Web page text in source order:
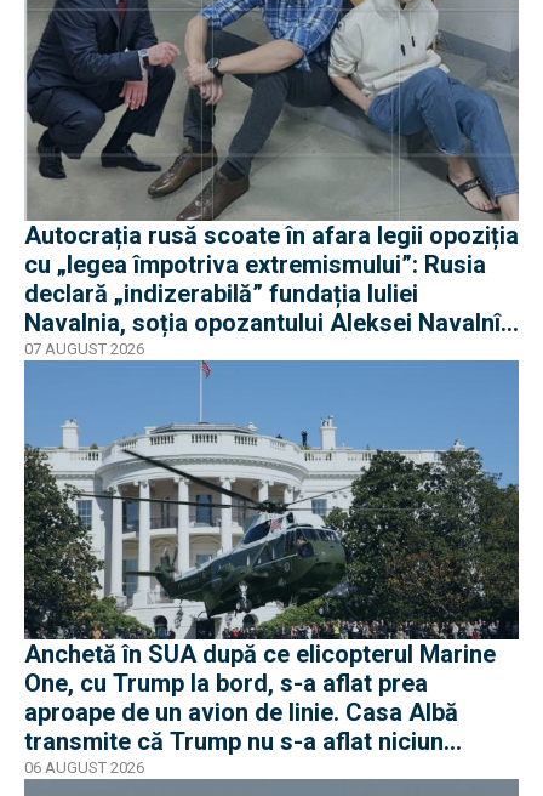
Autocrația rusă scoate în afara legii opoziția
cu „legea împotriva extremismului”: Rusia
declară „indizerabilă” fundația Iuliei
Navalnia, soția opozantului Aleksei Navalnîi,
ucis în închisorile siberiene
07 AUGUST 2026
Anchetă în SUA după ce elicopterul Marine
One, cu Trump la bord, s-a aflat prea
aproape de un avion de linie. Casa Albă
transmite că Trump nu s-a aflat niciun
moment în pericol
06 AUGUST 2026